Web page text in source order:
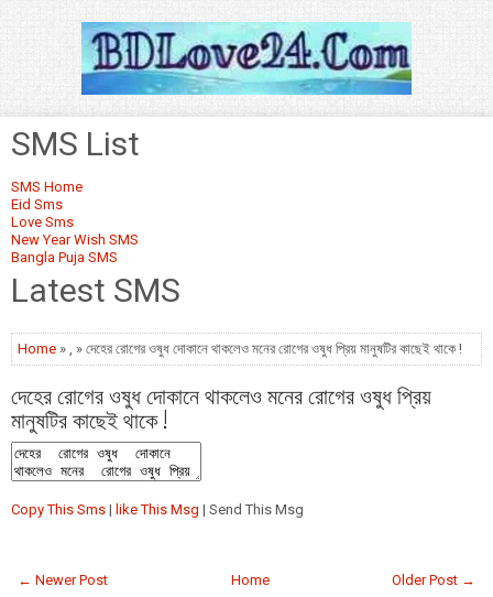
SMS List
SMS Home
Eid Sms
Love Sms
New Year Wish SMS
Bangla Puja SMS
Latest SMS
Home » , » দেহের রোগের ওষুধ দোকানে থাকলেও মনের রোগের ওষুধ প্রিয় মানুষটির কাছেই থাকে !
দেহের রোগের ওষুধ দোকানে থাকলেও মনের রোগের ওষুধ প্রিয়
মানুষটির কাছেই থাকে !
Copy This Sms | like This Msg | Send This Msg
← Newer Post Older Post →
Home